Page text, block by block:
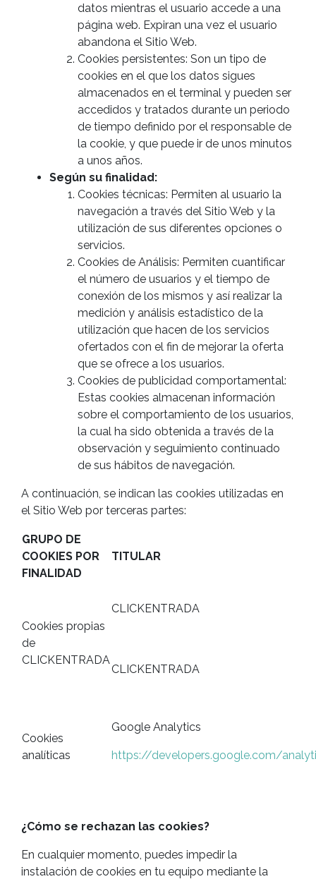
datos mientras el usuario accede a una
página web. Expiran una vez el usuario
abandona el Sitio Web.
Cookies persistentes: Son un tipo de
cookies en el que los datos sigues
almacenados en el terminal y pueden ser
accedidos y tratados durante un periodo
de tiempo definido por el responsable de
la cookie, y que puede ir de unos minutos
a unos años.
Según su finalidad:
Cookies técnicas: Permiten al usuario la
navegación a través del Sitio Web y la
utilización de sus diferentes opciones o
servicios.
Cookies de Análisis: Permiten cuantificar
el número de usuarios y el tiempo de
conexión de los mismos y así realizar la
medición y análisis estadístico de la
utilización que hacen de los servicios
ofertados con el fin de mejorar la oferta
que se ofrece a los usuarios.
Cookies de publicidad comportamental:
Estas cookies almacenan información
sobre el comportamiento de los usuarios,
la cual ha sido obtenida a través de la
observación y seguimiento continuado
de sus hábitos de navegación.
A continuación, se indican las cookies utilizadas en
el Sitio Web por terceras partes:
GRUPO DE
COOKIES POR
FINALIDAD
TITULAR
Cookies propias
de
CLICKENTRADA
CLICKENTRADA
CLICKENTRADA
Cookies
analíticas
Google Analytics
https://developers.google.com/
¿Cómo se rechazan las cookies?
En cualquier momento, puedes impedir la
instalación de cookies en tu equipo mediante la